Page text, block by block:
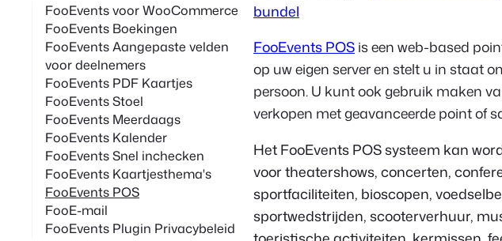
FooEvents voor WooCommerce
FooEvents Boekingen
FooEvents Aangepaste velden
voor deelnemers
FooEvents PDF Kaartjes
FooEvents Stoel
FooEvents Meerdaags
FooEvents Kalender
FooEvents Snel inchecken
FooEvents Kaartjesthema's
FooEvents POS
FooE-mail
FooEvents Plugin Privacybeleid
bundel
FooEvents POS is een web-based
op uw eigen server en stelt u in staat
persoon. U kunt ook gebruik maken
verkopen met geavanceerde point of
Het FooEvents POS systeem kan
voor theatershows, concerten,
sportfaciliteiten, bioscopen,
sportwedstrijden, scooterverhuur,